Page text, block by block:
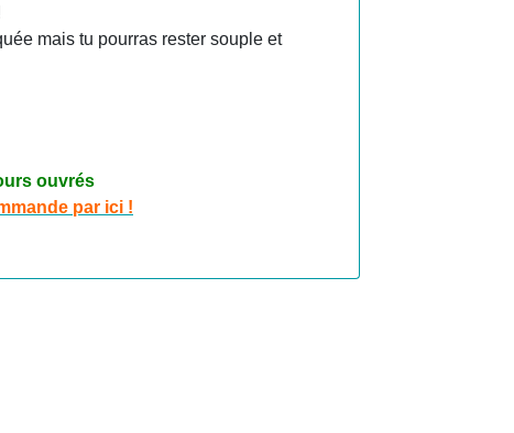
mais tu pourras rester souple et
ouvrés
par ici !